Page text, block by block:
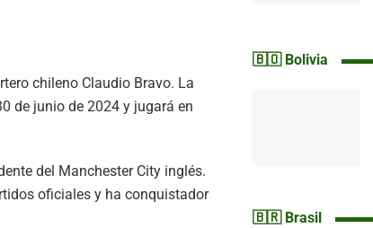
chileno Claudio Bravo. La
de junio de 2024 y jugará en
del Manchester City inglés.
oficiales y ha conquistador
🇧🇴 Bolivia
🇧🇷 Brasil